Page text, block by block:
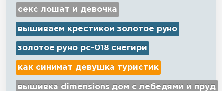
секс лошат и девочка
вышиваем крестиком золотое руно
золотое руно рс-018 снегири
как синимат девушка туристик
вышивка dimensions дом с лебедями и пруд